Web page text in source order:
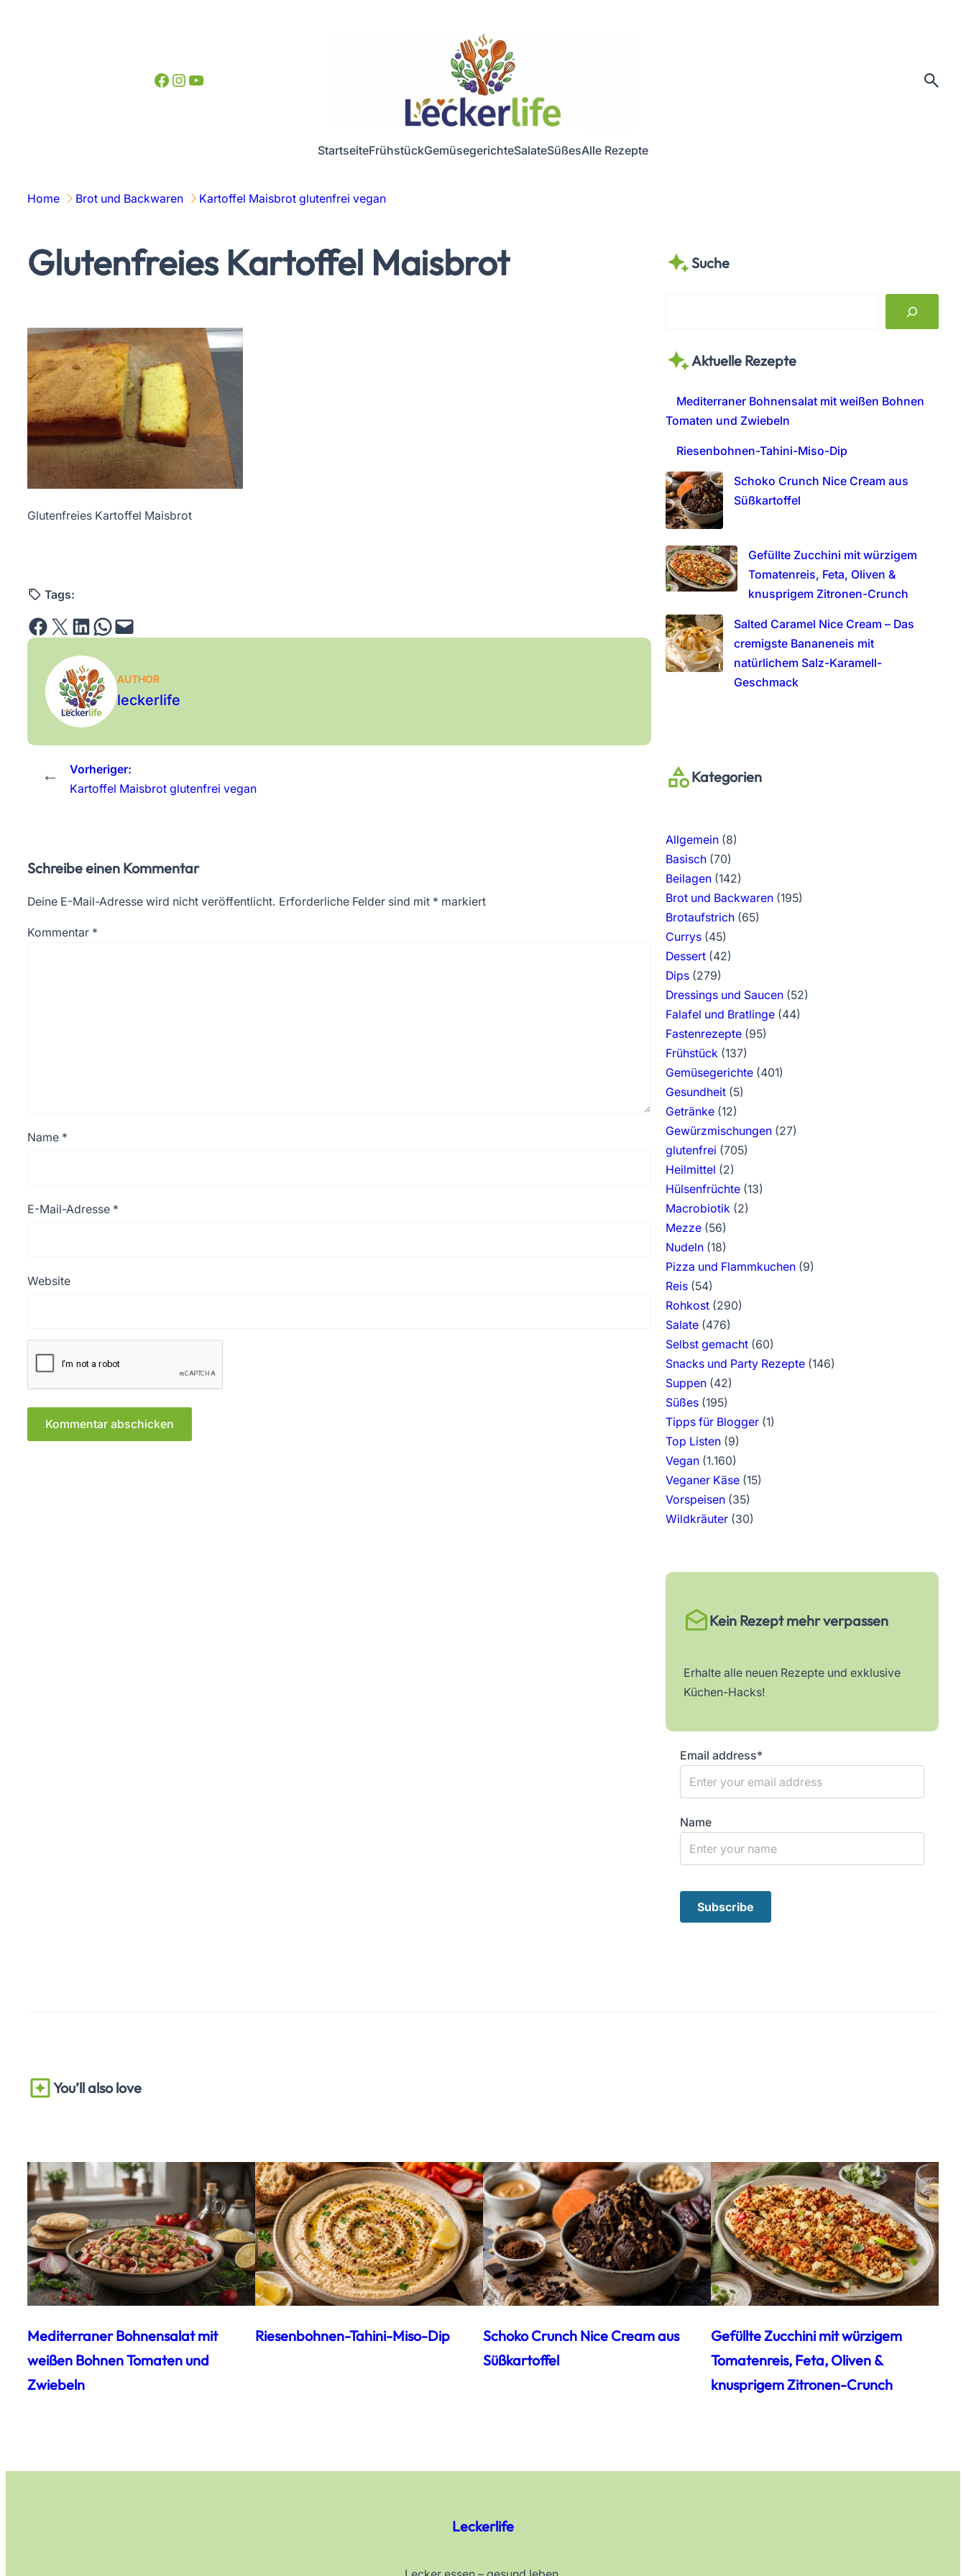
Facebook InstagramYouTube
StartseiteFrühstückGemüsegerichteSalateSüßesAlle Rezepte
Home Brot und Backwaren Kartoffel Maisbrot glutenfrei vegan
Glutenfreies Kartoffel Maisbrot
Glutenfreies Kartoffel Maisbrot
Tags:
Share on Facebook Email this Page Share on LinkedIn Share on WhatsApp Email this Page
AUTHOR
leckerlife
←
Vorheriger:
Kartoffel Maisbrot glutenfrei vegan
Schreibe einen Kommentar
Deine E-Mail-Adresse wird nicht veröffentlicht. Erforderliche Felder sind mit * markiert
Kommentar *
Name *
E-Mail-Adresse *
Website
Suche
r
Aktuelle Rezepte
Mediterraner Bohnensalat mit weißen Bohnen
Tomaten und Zwiebeln
Riesenbohnen-Tahini-Miso-Dip
Schoko Crunch Nice Cream aus
Süßkartoffel
Gefüllte Zucchini mit würzigem
Tomatenreis, Feta, Oliven &
knusprigem Zitronen-Crunch
Salted Caramel Nice Cream – Das
cremigste Bananeneis mit
natürlichem Salz-Karamell-
Geschmack
Kategorien
Allgemein(8)
Basisch(70)
Beilagen(142)
Brot und Backwaren(195)
Brotaufstrich(65)
Currys(45)
Dessert(42)
Dips(279)
Dressings und Saucen(52)
Falafel und Bratlinge(44)
Fastenrezepte(95)
Frühstück (137)
Gemüsegerichte(401)
Gesundheit(5)
Getränke(12)
Gewürzmischungen(27)
glutenfrei (705)
Heilmittel (2)
Hülsenfrüchte(13)
Macrobiotik (2)
Mezze(56)
Nudeln(18)
Pizza und Flammkuchen(9)
Reis(54)
Rohkost(290)
Salate(476)
Selbst gemacht(60)
Snacks und Party Rezepte(146)
Suppen(42)
Süßes(195)
Tipps für Blogger(1)
Top Listen(9)
Vegan(1.160)
Veganer Käse(15)
Vorspeisen(35)
Wildkräuter(30)
Kein Rezept mehr verpassen
Erhalte alle neuen Rezepte und exklusive
Küchen-Hacks!
Email address*
Name
You’ll also love
Mediterraner Bohnensalat mit
weißen Bohnen Tomaten und
Zwiebeln
Riesenbohnen-Tahini-Miso-Dip
Schoko Crunch Nice Cream aus
Süßkartoffel
Gefüllte Zucchini mit würzigem
Tomatenreis, Feta, Oliven &
knusprigem Zitronen-Crunch
Leckerlife